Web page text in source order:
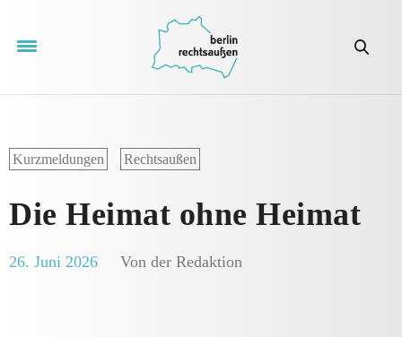
Kurzmeldungen Rechtsaußen
Die Heimat ohne Heimat
26. Juni 2026 Von der Redaktion